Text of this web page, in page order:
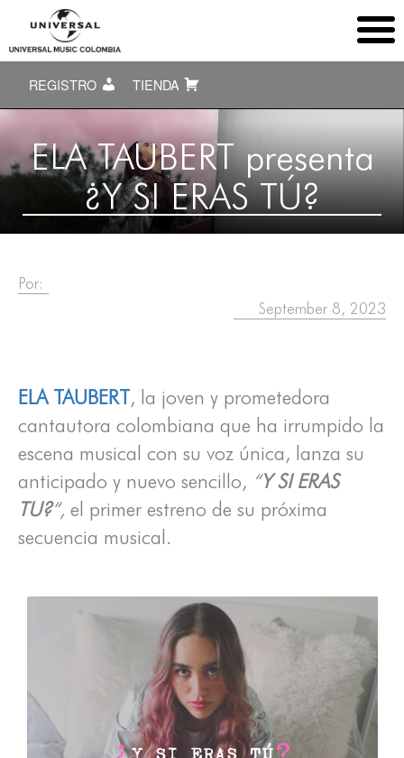
REGISTRO TIENDA
ELA TAUBERT presenta
¿Y SI ERAS TÚ?
Por:
September 8, 2023
ELA TAUBERT, la joven y prometedora
cantautora colombiana que ha irrumpido la
escena musical con su voz única, lanza su
anticipado y nuevo sencillo, “Y SI ERAS
TU?“, el primer estreno de su próxima
secuencia musical.